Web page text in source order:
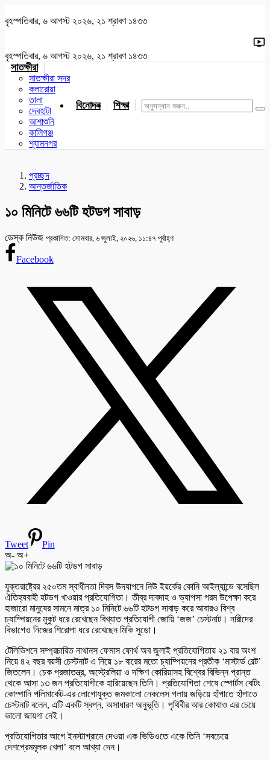
বৃহস্পতিবার, ৬ আগস্ট ২০২৬, ২১ শ্রাবণ ১৪৩৩
বৃহস্পতিবার, ৬ আগস্ট ২০২৬, ২১ শ্রাবণ ১৪৩৩
সাতক্ষীরা
সাতক্ষীরা সদর
কলারোয়া
তালা
দেবহাটা
আশাশুনি
কালিগঞ্জ
শ্যামনগর
বিনোদন শিক্ষা খেলাধুলা জাতীয় যশোর
প্রচ্ছদ
আন্তর্জাতিক
১০ মিনিটে ৬৬টি হটডগ সাবাড়
ডেস্ক নিউজ প্রকাশিত: সোমবার, ৬ জুলাই, ২০২৬, ১১:৪৭ পূর্বাহ্ণ
Facebook
Tweet
Pin
অ- অ+
যুক্তরাষ্ট্রের ২৫০তম স্বাধীনতা দিবস উদযাপনে নিউ ইয়র্কের কোনি আইল্যান্ডে বসেছিল
ঐতিহ্যবাহী হটডগ খাওয়ার প্রতিযোগিতা। তীব্র দাবদাহ ও ভ্যাপসা গরম উপেক্ষা করে
হাজারো মানুষের সামনে মাত্র ১০ মিনিটে ৬৬টি হটডগ সাবাড় করে আবারও বিশ্ব
চ্যাম্পিয়নের মুকুট ধরে রেখেছেন বিখ্যাত প্রতিযোগী জোয়ি ‘জজ’ চেস্টনাট। নারীদের
বিভাগেও নিজের শিরোপা ধরে রেখেছেন মিকি সুডো।
টেলিভিশনে সম্প্রচারিত নাথানস ফেমাস ফোর্থ অব জুলাই প্রতিযোগিতায় ২১ বার অংশ
নিয়ে ৪২ বছর বয়সী চেস্টনাট এ নিয়ে ১৮ বারের মতো চ্যাম্পিয়নের প্রতীক ‘মাস্টার্ড বেল্ট’
জিতলেন। চেক প্রজাতন্ত্র, অস্ট্রেলিয়া ও দক্ষিণ কোরিয়াসহ বিশ্বের বিভিন্ন প্রান্ত
থেকে আসা ১৩ জন প্রতিযোগীকে হারিয়েছেন তিনি। প্রতিযোগিতা শেষে স্পোর্টস বেটিং
কোম্পানি পলিমার্কেট-এর লোগোযুক্ত জমকালো নেকলেস গলায় জড়িয়ে হাঁপাতে হাঁপাতে
চেস্টনাট বলেন, এটি একটি স্বপ্ন, অসাধারণ অনুভূতি। পৃথিবীর আর কোথাও এর চেয়ে
ভালো জায়গা নেই।
প্রতিযোগিতার আগে ইনস্টাগ্রামে দেওয়া এক ভিডিওতে একে তিনি ‘সবচেয়ে
দেশপ্রেমমূলক খেলা’ বলে আখ্যা দেন।